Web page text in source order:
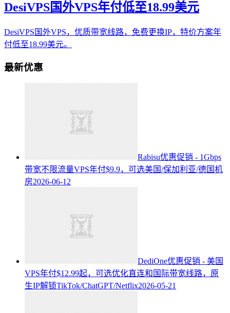
DesiVPS国外VPS年付低至18.99美元
DesiVPS国外VPS，优质带宽线路，免费更换IP，特价方案年
付低至18.99美元。
最新优惠
Rabisu优惠促销 - 1Gbps
带宽不限流量VPS年付$9.9，可选美国/保加利亚/德国机
房2026-06-12
DediOne优惠促销 - 美国
VPS年付$12.99起，可选优化直连和国际带宽线路，原
生IP解锁TikTok/ChatGPT/Netflix2026-05-21